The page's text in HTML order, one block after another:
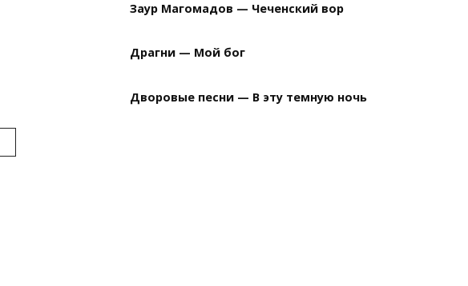
Заур Магомадов — Чеченский вор
Драгни — Мой бог
Дворовые песни — В эту темную ночь